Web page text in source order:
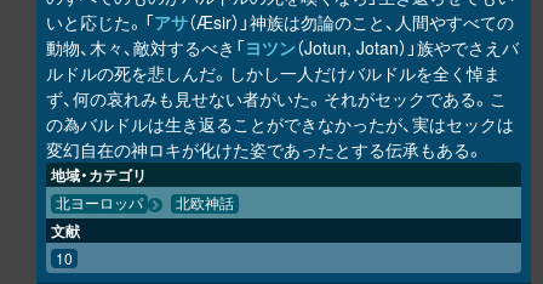
いと応じた。「アサ（Æsir）」神族は勿論のこと、人間やすべての
動物、木々、敵対するべき「ヨツン（Jotun, Jotan）」族やでさえバ
ルドルの死を悲しんだ。しかし一人だけバルドルを全く悼ま
ず、何の哀れみも見せない者がいた。それがセックである。こ
の為バルドルは生き返ることができなかったが、実はセックは
変幻自在の神ロキが化けた姿であったとする伝承もある。
地域・カテゴリ
北ヨーロッパ 北欧神話
文献
10